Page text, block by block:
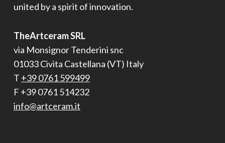
united by a spirit of innovation.
TheArtceram SRL
via Monsignor Tenderini snc
01033 Civita Castellana (VT) Italy
T +39 0761 599499
F +39 0761 514232
info@artceram.it